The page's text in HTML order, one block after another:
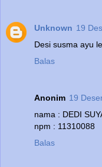
Unknown 19
Desi susma ayu
Balas
Anonim 19
nama : DEDI
npm : 11310088
Balas